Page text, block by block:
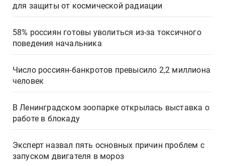
для защиты от космической радиации
58% россиян готовы уволиться из-за токсичного
поведения начальника
Число россиян-банкротов превысило 2,2 миллиона
человек
В Ленинградском зоопарке открылась выставка о
работе в блокаду
Эксперт назвал пять основных причин проблем с
запуском двигателя в мороз